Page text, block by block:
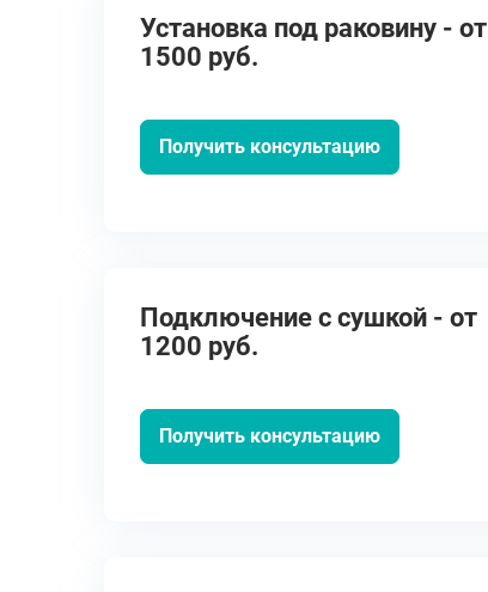
Установка под раковину - от
1500 руб.
Получить консультацию
Подключение с сушкой - от
1200 руб.
Получить консультацию